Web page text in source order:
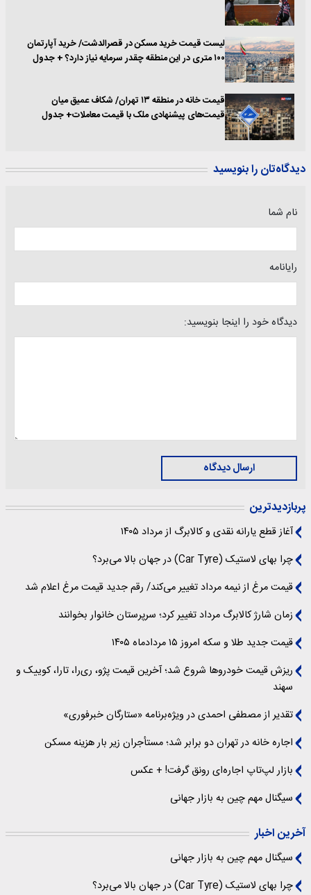
لیست قیمت خرید مسکن در قصرالدشت/ خرید آپارتمان
۱۰۰ متری در این منطقه چقدر سرمایه نیاز دارد؟ + جدول
قیمت خانه در منطقه ۱۳ تهران/ شکاف عمیق میان
قیمت‌های پیشنهادی ملک با قیمت معاملات+ جدول
دیدگاه‌تان را بنویسید
نام شما
رایانامه
دیدگاه خود را اینجا بنویسید:
ارسال دیدگاه
پربازدیدترین
آغاز قطع یارانه نقدی و کالابرگ از مرداد ۱۴۰۵
چرا بهای لاستیک (Car Tyre) در جهان بالا می‌برد؟
قیمت مرغ از نیمه مرداد تغییر می‌کند/ رقم جدید قیمت مرغ اعلام شد
زمان شارژ کالابرگ مرداد تغییر کرد؛ سرپرستان خانوار بخوانند
قیمت جدید طلا و سکه امروز ۱۵ مردادماه ۱۴۰۵
ریزش قیمت خودروها شروع شد؛ آخرین قیمت پژو، ری‌را، تارا، کوییک و
سهند
تقدیر از مصطفی احمدی در ویژه‌برنامه «ستارگان خبرفوری»
اجاره خانه در تهران دو برابر شد؛ مستأجران زیر بار هزینه مسکن
بازار لپ‌تاپ اجاره‌ای رونق گرفت! + عکس
سیگنال‌ مهم چین به بازار جهانی
آخرین اخبار
سیگنال‌ مهم چین به بازار جهانی
چرا بهای لاستیک (Car Tyre) در جهان بالا می‌برد؟